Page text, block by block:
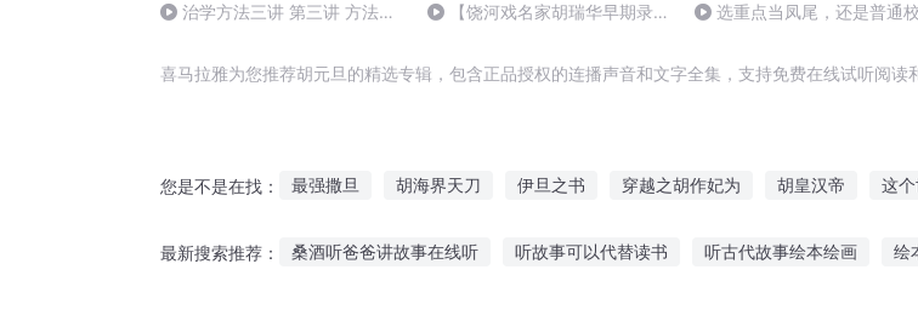
治学方法三讲 第三讲 方法与
【饶河戏名家胡瑞华早期录音
费下载_在线收听-喜马拉雅FM
选重点当凤尾，还是普通
喜马拉雅为您推荐胡元旦的精选专辑，包含正品授权的连播声音和文字全集，支持免费在线试听阅读
您是不是在找： 最强撒旦 胡海界天刀 伊旦之书 穿越之胡作妃为 胡皇汉帝 这
最新搜索推荐： 桑酒听爸爸讲故事在线听 听故事可以代替读书 听古代故事绘本绘画 绘